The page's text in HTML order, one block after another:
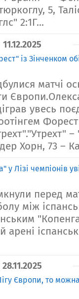
5,
2:1Г...
11.12.2025
із Зінченком
матчі
увесь
–
Хорн, 73 –
Лізі чемпіонів
перед
між
28.11.2025
Європи, то